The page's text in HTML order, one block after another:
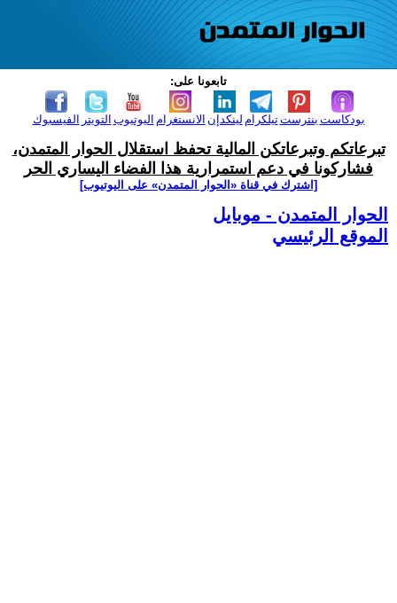
تابعونا على:
الفيسبوك التويتر اليوتيوب الانستغرام لينكدإن تيلكرامبنترست بودكاست
تبرعاتكم وتبرعاتكن المالية تحفظ استقلال الحوار المتمدن،
فشاركونا في دعم استمرارية هذا الفضاء اليساري الحر
[اشترك في قناة ‫«الحوار المتمدن» على اليوتيوب]
الحوار المتمدن - موبايل
الموقع الرئيسي